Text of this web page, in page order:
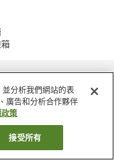
Hostel Phu Quoc
分析我們網站的表
廣告和分析合作夥伴
策
接受所有